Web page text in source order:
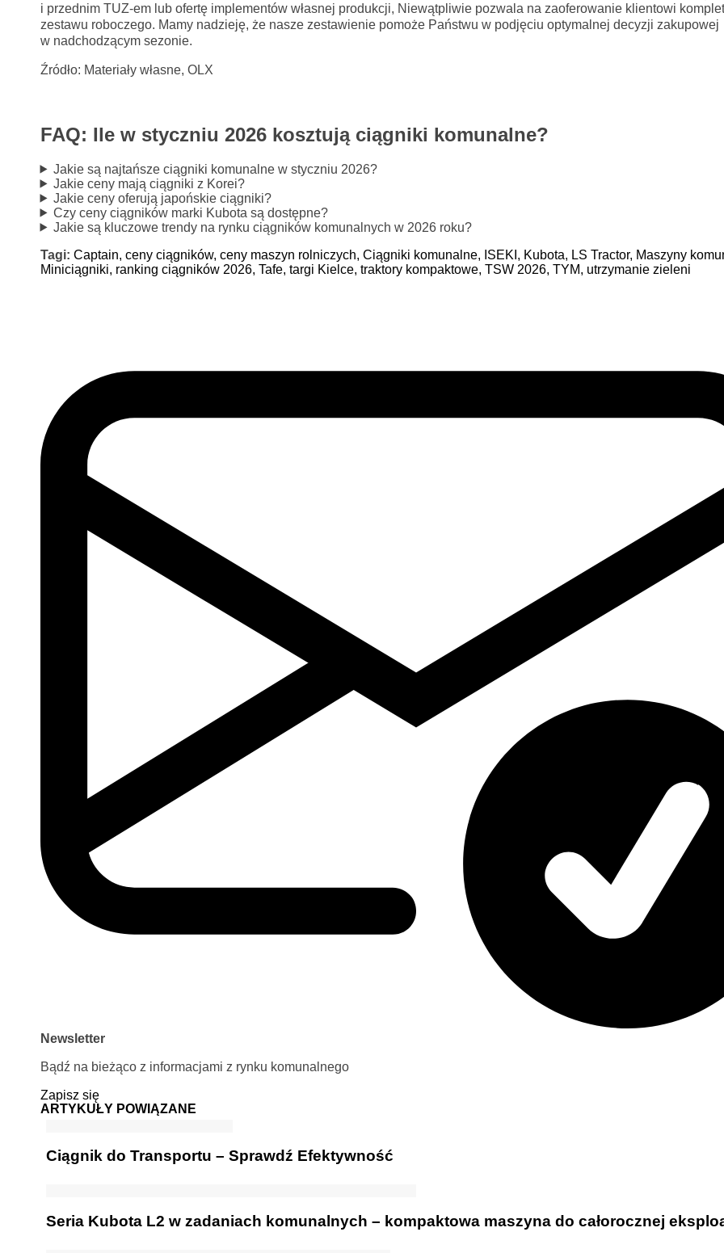
i przednim TUZ-em lub ofertę implementów własnej produkcji, Niewątpliwie pozwala na zaoferowanie klientowi
zestawu roboczego. Mamy nadzieję, że nasze zestawienie pomoże Państwu w podjęciu optymalnej decyzji zakupowej
w nadchodzącym sezonie.
Źródło: Materiały własne, OLX
FAQ: Ile w styczniu 2026 kosztują ciągniki komunalne?
Jakie są najtańsze ciągniki komunalne w styczniu 2026?
Jakie ceny mają ciągniki z Korei?
Jakie ceny oferują japońskie ciągniki?
Czy ceny ciągników marki Kubota są dostępne?
Jakie są kluczowe trendy na rynku ciągników komunalnych w 2026 roku?
Tagi: Captain, ceny ciągników, ceny maszyn rolniczych, Ciągniki komunalne, ISEKI, Kubota, LS Tractor, Maszyny
Miniciągniki, ranking ciągników 2026, Tafe, targi Kielce, traktory kompaktowe, TSW 2026, TYM, utrzymanie zieleni
Newsletter
Bądź na bieżąco z informacjami z rynku komunalnego
Zapisz się
ARTYKUŁY POWIĄZANE
Ciągnik do Transportu – Sprawdź Efektywność
Seria Kubota L2 w zadaniach komunalnych – kompaktowa maszyna do całorocznej